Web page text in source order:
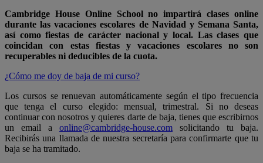
Cambridge House Online School no impartirá clases online
durante las vacaciones escolares de Navidad y Semana Santa,
así como fiestas de carácter nacional y local. Las clases que
coincidan con estas fiestas y vacaciones escolares no son
recuperables ni deducibles de la cuota.
¿Cómo me doy de baja de mi curso?
Los cursos se renuevan automáticamente según el tipo frecuencia
que tenga el curso elegido: mensual, trimestral. Si no deseas
continuar con nosotros y quieres darte de baja, tienes que escribirnos
un email a online@cambridge-house.com solicitando tu baja.
Recibirás una llamada de nuestra secretaría para confirmarte que tu
baja se ha tramitado.